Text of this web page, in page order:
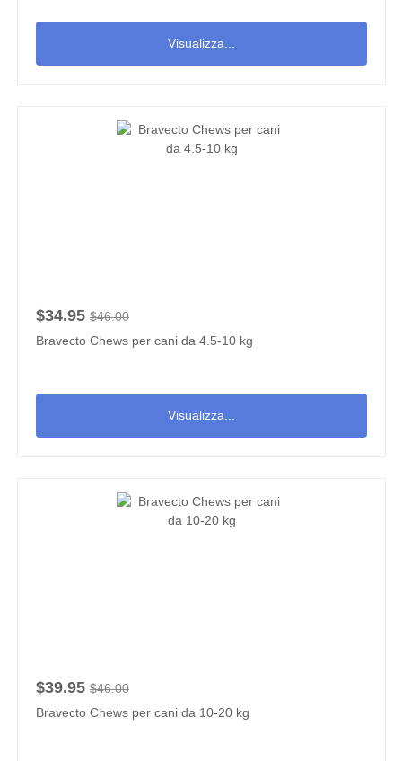
Visualizza...
$34.95 $46.00
Bravecto Chews per cani da 4.5-10 kg
Visualizza...
$39.95 $46.00
Bravecto Chews per cani da 10-20 kg